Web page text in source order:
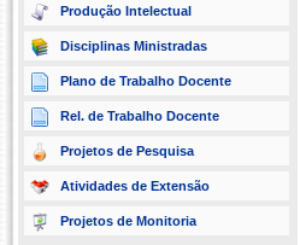
Produção Intelectual
Disciplinas Ministradas
Plano de Trabalho Docente
Rel. de Trabalho Docente
Projetos de Pesquisa
Atividades de Extensão
Projetos de Monitoria